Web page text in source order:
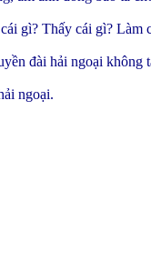
gì? Thấy cái gì? Làm
đài hải ngoại không
ngoại.